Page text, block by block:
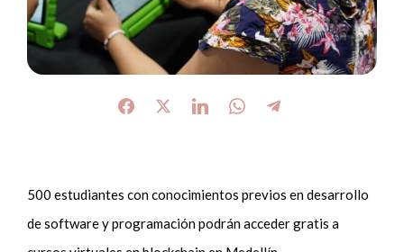
500 estudiantes con conocimientos previos en desarrollo
de software y programación podrán acceder gratis a